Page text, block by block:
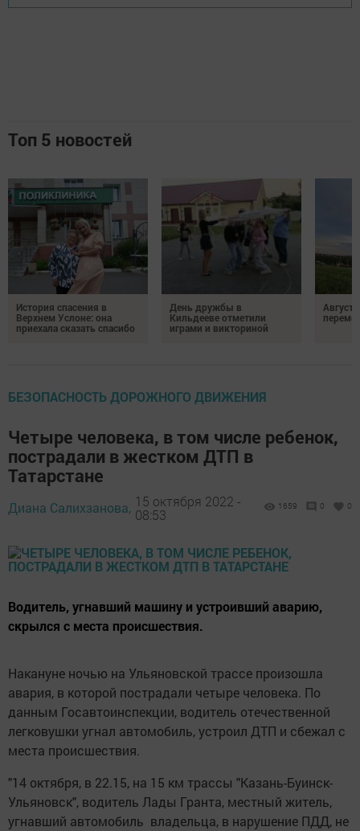
Топ 5 новостей
История спасения в
Верхнем Услоне: она
приехала сказать спасибо
День дружбы в
Кильдееве отметили
играми и викториной
Август
БЕЗОПАСНОСТЬ ДОРОЖНОГО ДВИЖЕНИЯ
Четыре человека, в том числе ребенок,
пострадали в жестком ДТП в
Татарстане
Диана Салихзанова, 15 октября 2022 -
08:53
1659 0 0
Водитель, угнавший машину и устроивший аварию,
скрылся с места происшествия.
Накануне ночью на Ульяновской трассе произошла
авария, в которой пострадали четыре человека. По
данным Госавтоинспекции, водитель отечественной
легковушки угнал автомобиль, устроил ДТП и сбежал с
места происшествия.
"14 октября, в 22.15, на 15 км трассы "Казань-Буинск-
Ульяновск", водитель Лады Гранта, местный житель,
угнавший автомобиль владельца, в нарушение ПДД, не